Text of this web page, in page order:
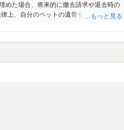
めた場合、将来的に撤去請求や退去時の
上、自分のペットの遺骨を埋める行為自
ます。そのため、地主に無断でお骨を埋
管注意義務違反とみなされる可能性が高
に地主へ相談して許可を得るか、土地に
ペット霊園等への納骨を検討されるのが